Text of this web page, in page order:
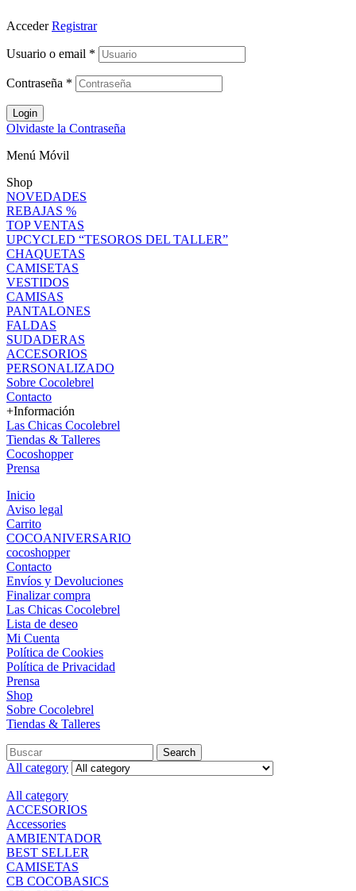
Acceder Registrar
Usuario o email *
Contraseña *
Login
Olvidaste la Contraseña
Menú Móvil
Shop
NOVEDADES
REBAJAS %
TOP VENTAS
UPCYCLED “TESOROS DEL TALLER”
CHAQUETAS
CAMISETAS
VESTIDOS
CAMISAS
PANTALONES
FALDAS
SUDADERAS
ACCESORIOS
PERSONALIZADO
Sobre Cocolebrel
Contacto
+Información
Las Chicas Cocolebrel
Tiendas & Talleres
Cocoshopper
Prensa
Inicio
Aviso legal
Carrito
COCOANIVERSARIO
cocoshopper
Contacto
Envíos y Devoluciones
Finalizar compra
Las Chicas Cocolebrel
Lista de deseo
Mi Cuenta
Política de Cookies
Política de Privacidad
Prensa
Shop
Sobre Cocolebrel
Tiendas & Talleres
Search
All category
All category
ACCESORIOS
Accessories
AMBIENTADOR
BEST SELLER
CAMISETAS
CB COCOBASICS